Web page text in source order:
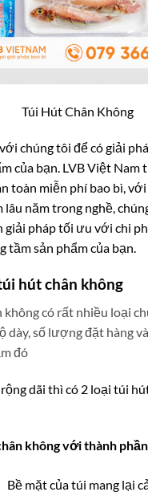
Túi Hút Chân Không
chúng tôi để có giải
của bạn. LVB Việt Nam
toàn miễn phí bao bì, với
lâu năm trong nghề,
giải pháp tối ưu với chi
tầm sản phẩm của bạn.
hút chân không
không có rất nhiều loại
dày, số lượng đặt hàng
đó
dãi thì có 2 loại túi
không với thành phần
Bề mặt của túi mang lại